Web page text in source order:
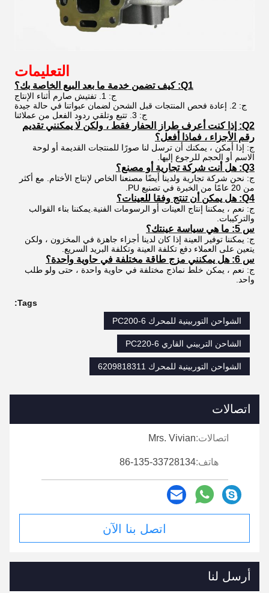
التعليمات
Q1: كيف تضمن خدمة ما بعد البيع الخاصة بك؟
ج: 1. تفتيش صارم أثناء الإنتاج
ج: 2. إعادة فحص المنتجات قبل الشحن لضمان عبواتنا في حالة جيدة
ج: 3. تتبع وتلقي ردود الفعل من عملائنا
Q2: إذا كنت أعرف طراز الحفار فقط ، ولكن لا يمكنني تقديم
رقم الأجزاء ، فماذا أفعل؟
ج: إذا أمكن ، يمكنك أن ترسل لنا صورًا للمنتجات القديمة أو لوحة
الاسم أو الحجم للرجوع إليها.
Q3: هل أنت شركة تجارية أو مصنع؟
ج: نحن شركة تجارية ولدينا أيضًا مصنعنا الخاص لإنتاج الأختام. مع أكثر
من 20 عامًا من الخبرة في تصنيع PU.
Q4: هل يمكن أن تنتج وفقا للعينات؟
ج: نعم ، يمكننا إنتاج العينات أو الرسومات الفنية.يمكننا بناء القوالب
والتركيبات.
س 5: ما هي سياسة عينتك؟
ج: يمكننا توفير العينة إذا كان لدينا أجزاء جاهزة في المخزون ، ولكن
يتعين على العملاء دفع تكلفة العينة وتكلفة البريد السريع.
س 6: هل يمكنني مزج طاقة مختلفة في حاوية واحدة؟
ج: نعم ، يمكن خلط نماذج مختلفة في حاوية واحدة ، حتى ولو طلب
واحد.
Tags:
الشواحن التوربينية للمحرك PC200-6
الشاحن التربيني القاري PC220-6
الشواحن التوربينية للمحرك 6209818311
اتصالات
اتصالات:Mrs. Vivian
هاتف:86-135-33728134
اتصل بنا الآن
أرسل لنا